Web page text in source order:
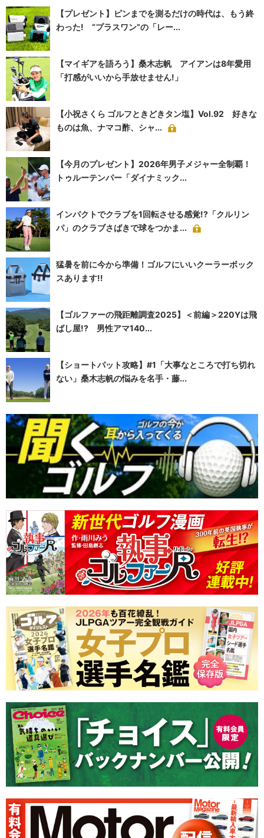
【プレゼント】ピンまでを測るだけの時代は、もう終
わった! “プラスワン”の「レー...
【マイギアを語ろう】桑木志帆 アイアンは8年愛用
「打感がいいから手放せません!」
【小祝さくら ゴルフときどきタン塩】Vol.92 好きな
ものは魚、ナマコ酢、シャ...
【今月のプレゼント】2026年男子メジャー全制覇！
トゥルーテンパー「ダイナミック...
インパクトでクラブを1回転させる感覚!?「クルリン
パ」のクラブさばきで球をつかま...
猛暑を前に今から準備！ゴルフにいいクーラーボック
スあります!!
【ゴルファーの飛距離調査2025】＜前編＞220Yは飛
ばし屋!? 男性アマ140...
【ショートパット攻略】#1「大事なところで打ち切れ
ない」桑木志帆の悩みを名手・藤...